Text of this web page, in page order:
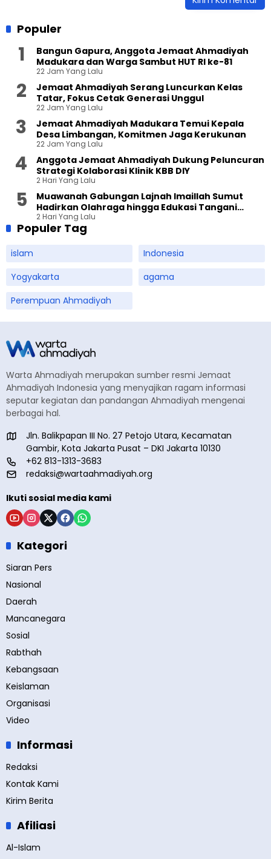
Populer
Bangun Gapura, Anggota Jemaat Ahmadiyah
Madukara dan Warga Sambut HUT RI ke-81
22 Jam Yang Lalu
Jemaat Ahmadiyah Serang Luncurkan Kelas
Tatar, Fokus Cetak Generasi Unggul
22 Jam Yang Lalu
Jemaat Ahmadiyah Madukara Temui Kepala
Desa Limbangan, Komitmen Jaga Kerukunan
22 Jam Yang Lalu
Anggota Jemaat Ahmadiyah Dukung Peluncuran
Strategi Kolaborasi Klinik KBB DIY
2 Hari Yang Lalu
Muawanah Gabungan Lajnah Imaillah Sumut
Hadirkan Olahraga hingga Edukasi Tangani
Sampah
2 Hari Yang Lalu
Populer Tag
islam
Indonesia
Yogyakarta
agama
Perempuan Ahmadiyah
Warta Ahmadiyah merupakan sumber resmi Jemaat
Ahmadiyah Indonesia yang menyajikan ragam informasi
seputar kegiatan dan pandangan Ahmadiyah mengenai
berbagai hal.
Jln. Balikpapan III No. 27 Petojo Utara, Kecamatan
Gambir, Kota Jakarta Pusat – DKI Jakarta 10130
+62 813-1313-3683
redaksi@wartaahmadiyah.org
Ikuti sosial media kami
Kategori
Siaran Pers
Nasional
Daerah
Mancanegara
Sosial
Rabthah
Kebangsaan
Keislaman
Organisasi
Video
Informasi
Redaksi
Kontak Kami
Kirim Berita
Afiliasi
Al-Islam